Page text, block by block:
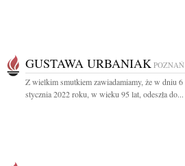
GUSTAWA URBANIAK POZNAŃ
Z wielkim smutkiem zawiadamiamy, że w dniu 6
stycznia 2022 roku, w wieku 95 lat, odeszła do...